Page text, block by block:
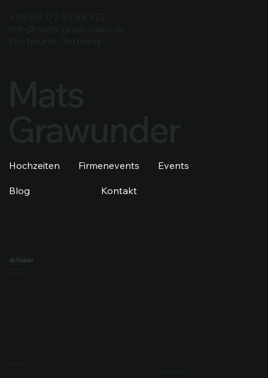
Hochzeiten Firmenevents Events
Blog Kontakt
INSTAGRAM